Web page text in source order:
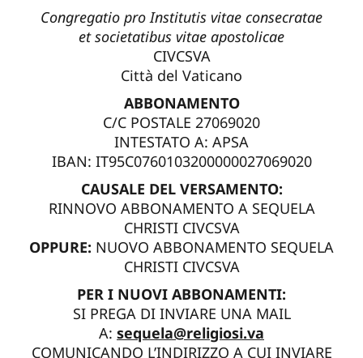
Congregatio pro Institutis vitae consecratae
et societatibus vitae apostolicae
CIVCSVA
Città del Vaticano
ABBONAMENTO
C/C POSTALE 27069020
INTESTATO A: APSA
IBAN: IT95C0760103200000027069020
CAUSALE DEL VERSAMENTO:
RINNOVO ABBONAMENTO A SEQUELA
CHRISTI CIVCSVA
OPPURE: NUOVO ABBONAMENTO SEQUELA
CHRISTI CIVCSVA
PER I NUOVI ABBONAMENTI:
SI PREGA DI INVIARE UNA MAIL
A: sequela@religiosi.va
COMUNICANDO L’INDIRIZZO A CUI INVIARE